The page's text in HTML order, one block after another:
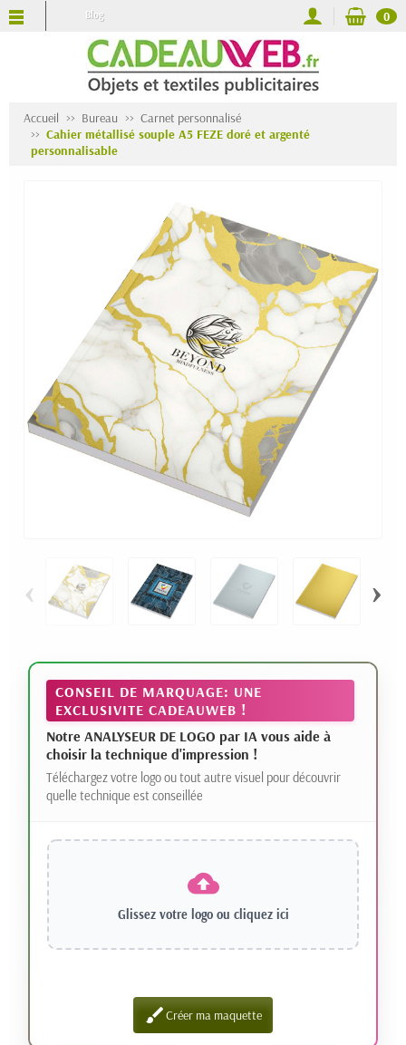
Blog 0
Accueil Bureau
Carnet personnalisé
Cahier métallisé souple A5 FEZE doré et argenté
personnalisable
‹ ›
CONSEIL DE MARQUAGE: UNE
EXCLUSIVITE CADEAUWEB !
Notre ANALYSEUR DE LOGO par IA vous aide à
choisir la technique d'impression !
Téléchargez votre logo ou tout autre visuel pour découvrir
quelle technique est conseillée
Glissez votre logo ou cliquez ici
brushCréer ma maquette